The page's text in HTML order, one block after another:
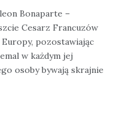
Bonaparte –
Cesarz Francuzów
pozostawiając
w każdym jej
osoby bywają skrajnie